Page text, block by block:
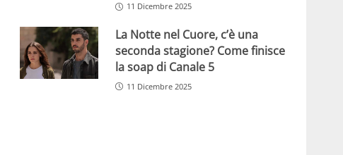
11 Dicembre 2025
La Notte nel Cuore, c’è una
seconda stagione? Come finisce
la soap di Canale 5
11 Dicembre 2025